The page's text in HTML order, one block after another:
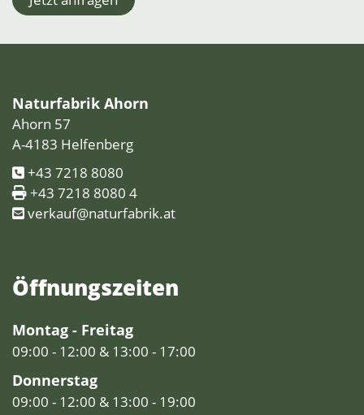
Naturfabrik Ahorn
Ahorn 57
A-4183 Helfenberg
+43 7218 8080
+43 7218 8080 4
verkauf@naturfabrik.at
Öffnungs­zeiten
Montag - Freitag
09:00 - 12:00 & 13:00 - 17:00
Donnerstag
09:00 - 12:00 & 13:00 - 19:00